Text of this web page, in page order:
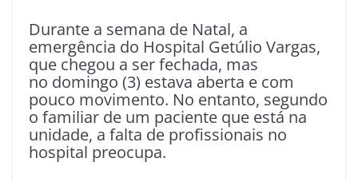
Durante a semana de Natal, a
emergência do Hospital Getúlio Vargas,
que chegou a ser fechada, mas
no domingo (3) estava aberta e com
pouco movimento. No entanto, segundo
o familiar de um paciente que está na
unidade, a falta de profissionais no
hospital preocupa.